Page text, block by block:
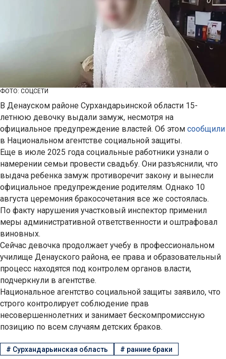
ФОТО: СОЦСЕТИ
В Денауском районе Сурхандарьинской области 15-
летнюю девочку выдали замуж, несмотря на
официальное предупреждение властей. Об этом сообщили
в Национальном агентстве социальной защиты.
Еще в июле 2025 года социальные работники узнали о
намерении семьи провести свадьбу. Они разъяснили, что
выдача ребенка замуж противоречит закону и вынесли
официальное предупреждение родителям. Однако 10
августа церемония бракосочетания все же состоялась.
По факту нарушения участковый инспектор применил
меры административной ответственности и оштрафовал
виновных.
Сейчас девочка продолжает учебу в профессиональном
училище Денауского района, ее права и образовательный
процесс находятся под контролем органов власти,
подчеркнули в агентстве.
Национальное агентство социальной защиты заявило, что
строго контролирует соблюдение прав
несовершеннолетних и занимает бескомпромиссную
позицию по всем случаям детских браков.
# Сурхандарьинская область # ранние браки